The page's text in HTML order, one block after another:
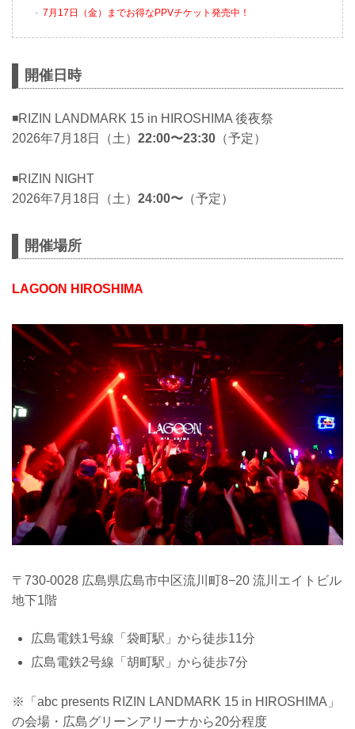
7月17日（金）までお得なPPVチケット発売中！
開催日時
◾️RIZIN LANDMARK 15 in HIROSHIMA 後夜祭
2026年7月18日（土） 22:00〜23:30 （予定）
◾️RIZIN NIGHT
2026年7月18日（土） 24:00〜 （予定）
開催場所
LAGOON HIROSHIMA
〒730-0028 広島県広島市中区流川町8−20 流川エイトビル
地下1階
広島電鉄1号線「袋町駅」から徒歩11分
広島電鉄2号線「胡町駅」から徒歩7分
※「abc presents RIZIN LANDMARK 15 in HIROSHIMA」
の会場・広島グリーンアリーナから20分程度